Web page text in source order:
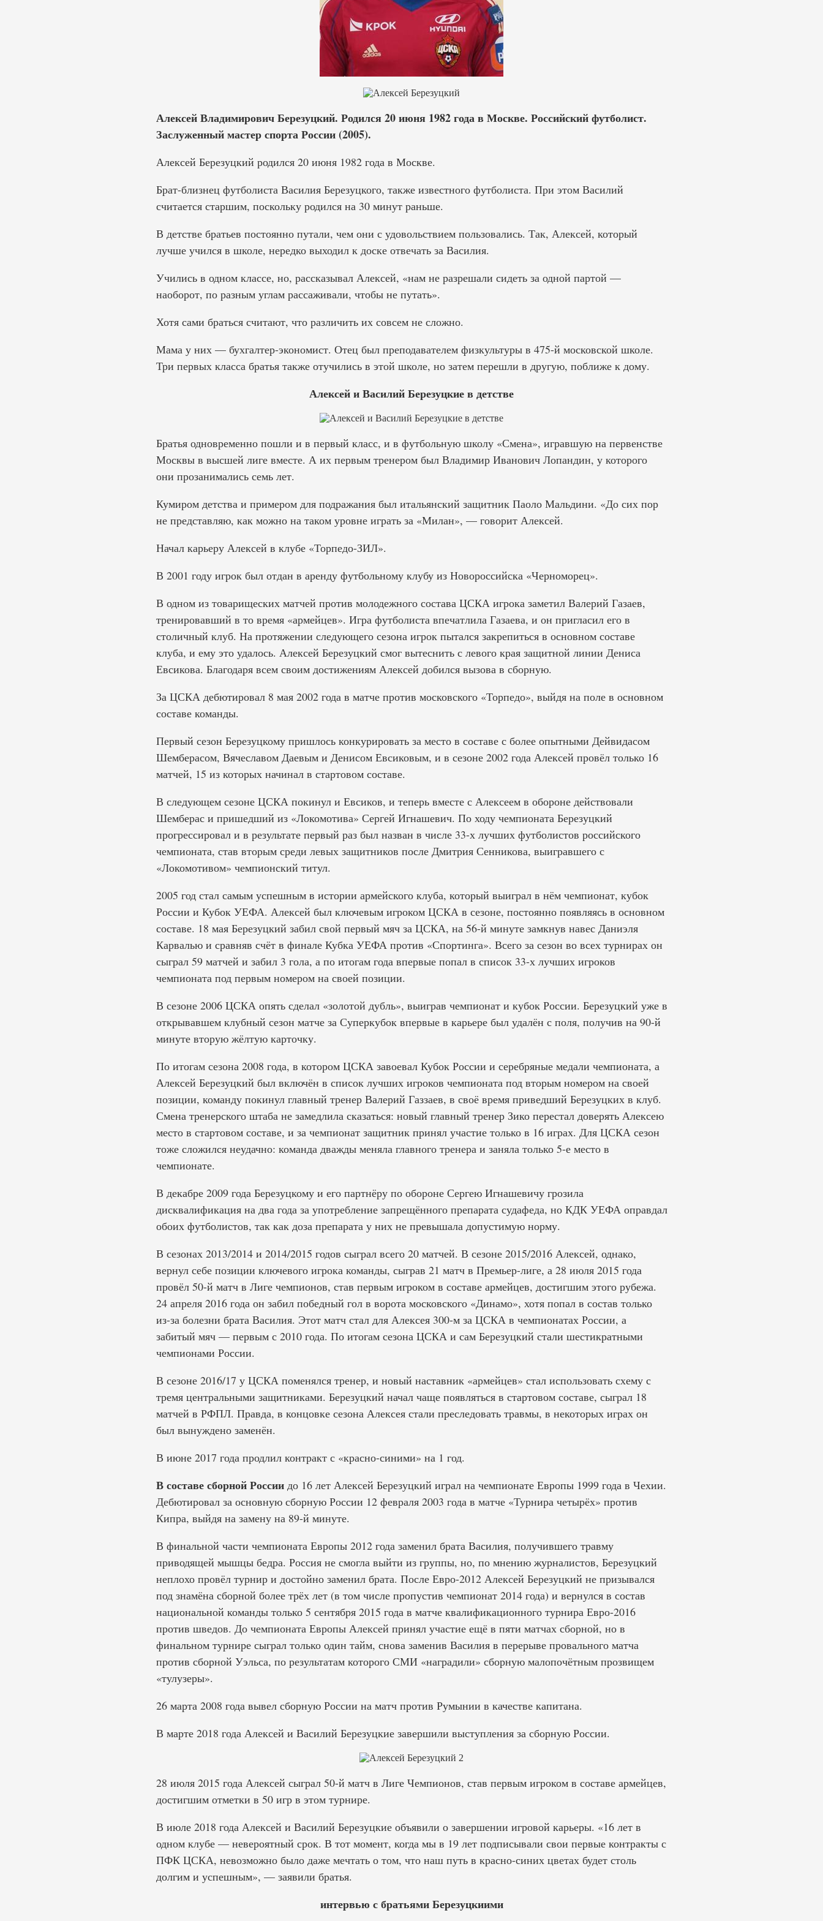
Алексей Владимирович Березуцкий. Родился 20 июня 1982 года в Москве. Российский футболист.
Заслуженный мастер спорта России (2005).
Алексей Березуцкий родился 20 июня 1982 года в Москве.
Брат-близнец футболиста Василия Березуцкого, также известного футболиста. При этом Василий
считается старшим, поскольку родился на 30 минут раньше.
В детстве братьев постоянно путали, чем они с удовольствием пользовались. Так, Алексей, который
лучше учился в школе, нередко выходил к доске отвечать за Василия.
Учились в одном классе, но, рассказывал Алексей, «нам не разрешали сидеть за одной партой —
наоборот, по разным углам рассаживали, чтобы не путать».
Хотя сами браться считают, что различить их совсем не сложно.
Мама у них — бухгалтер-экономист. Отец был преподавателем физкультуры в 475-й московской школе.
Три первых класса братья также отучились в этой школе, но затем перешли в другую, поближе к дому.
Алексей и Василий Березуцкие в детстве
Братья одновременно пошли и в первый класс, и в футбольную школу «Смена», игравшую на первенстве
Москвы в высшей лиге вместе. А их первым тренером был Владимир Иванович Лопандин, у которого
они прозанимались семь лет.
Кумиром детства и примером для подражания был итальянский защитник Паоло Мальдини. «До сих пор
не представляю, как можно на таком уровне играть за «Милан», — говорит Алексей.
Начал карьеру Алексей в клубе «Торпедо-ЗИЛ».
В 2001 году игрок был отдан в аренду футбольному клубу из Новороссийска «Черноморец».
В одном из товарищеских матчей против молодежного состава ЦСКА игрока заметил Валерий Газаев,
тренировавший в то время «армейцев». Игра футболиста впечатлила Газаева, и он пригласил его в
столичный клуб. На протяжении следующего сезона игрок пытался закрепиться в основном составе
клуба, и ему это удалось. Алексей Березуцкий смог вытеснить с левого края защитной линии Дениса
Евсикова. Благодаря всем своим достижениям Алексей добился вызова в сборную.
За ЦСКА дебютировал 8 мая 2002 года в матче против московского «Торпедо», выйдя на поле в основном
составе команды.
Первый сезон Березуцкому пришлось конкурировать за место в составе с более опытными Дейвидасом
Шемберасом, Вячеславом Даевым и Денисом Евсиковым, и в сезоне 2002 года Алексей провёл только 16
матчей, 15 из которых начинал в стартовом составе.
В следующем сезоне ЦСКА покинул и Евсиков, и теперь вместе с Алексеем в обороне действовали
Шемберас и пришедший из «Локомотива» Сергей Игнашевич. По ходу чемпионата Березуцкий
прогрессировал и в результате первый раз был назван в числе 33-х лучших футболистов российского
чемпионата, став вторым среди левых защитников после Дмитрия Сенникова, выигравшего с
«Локомотивом» чемпионский титул.
2005 год стал самым успешным в истории армейского клуба, который выиграл в нём чемпионат, кубок
России и Кубок УЕФА. Алексей был ключевым игроком ЦСКА в сезоне, постоянно появляясь в основном
составе. 18 мая Березуцкий забил свой первый мяч за ЦСКА, на 56-й минуте замкнув навес Даниэля
Карвалью и сравняв счёт в финале Кубка УЕФА против «Спортинга». Всего за сезон во всех турнирах он
сыграл 59 матчей и забил 3 гола, а по итогам года впервые попал в список 33-х лучших игроков
чемпионата под первым номером на своей позиции.
В сезоне 2006 ЦСКА опять сделал «золотой дубль», выиграв чемпионат и кубок России. Березуцкий уже в
открывавшем клубный сезон матче за Суперкубок впервые в карьере был удалён с поля, получив на 90-й
минуте вторую жёлтую карточку.
По итогам сезона 2008 года, в котором ЦСКА завоевал Кубок России и серебряные медали чемпионата, а
Алексей Березуцкий был включён в список лучших игроков чемпионата под вторым номером на своей
позиции, команду покинул главный тренер Валерий Газзаев, в своё время приведший Березуцких в клуб.
Смена тренерского штаба не замедлила сказаться: новый главный тренер Зико перестал доверять Алексею
место в стартовом составе, и за чемпионат защитник принял участие только в 16 играх. Для ЦСКА сезон
тоже сложился неудачно: команда дважды меняла главного тренера и заняла только 5-е место в
чемпионате.
В декабре 2009 года Березуцкому и его партнёру по обороне Сергею Игнашевичу грозила
дисквалификация на два года за употребление запрещённого препарата судафеда, но КДК УЕФА оправдал
обоих футболистов, так как доза препарата у них не превышала допустимую норму.
В сезонах 2013/2014 и 2014/2015 годов сыграл всего 20 матчей. В сезоне 2015/2016 Алексей, однако,
вернул себе позиции ключевого игрока команды, сыграв 21 матч в Премьер-лиге, а 28 июля 2015 года
провёл 50-й матч в Лиге чемпионов, став первым игроком в составе армейцев, достигшим этого рубежа.
24 апреля 2016 года он забил победный гол в ворота московского «Динамо», хотя попал в состав только
из-за болезни брата Василия. Этот матч стал для Алексея 300-м за ЦСКА в чемпионатах России, а
забитый мяч — первым с 2010 года. По итогам сезона ЦСКА и сам Березуцкий стали шестикратными
чемпионами России.
В сезоне 2016/17 у ЦСКА поменялся тренер, и новый наставник «армейцев» стал использовать схему с
тремя центральными защитниками. Березуцкий начал чаще появляться в стартовом составе, сыграл 18
матчей в РФПЛ. Правда, в концовке сезона Алексея стали преследовать травмы, в некоторых играх он
был вынуждено заменён.
В июне 2017 года продлил контракт с «красно-синими» на 1 год.
В составе сборной Россиидо 16 лет Алексей Березуцкий играл на чемпионате Европы 1999 года в Чехии.
Дебютировал за основную сборную России 12 февраля 2003 года в матче «Турнира четырёх» против
Кипра, выйдя на замену на 89-й минуте.
В финальной части чемпионата Европы 2012 года заменил брата Василия, получившего травму
приводящей мышцы бедра. Россия не смогла выйти из группы, но, по мнению журналистов, Березуцкий
неплохо провёл турнир и достойно заменил брата. После Евро-2012 Алексей Березуцкий не призывался
под знамёна сборной более трёх лет (в том числе пропустив чемпионат 2014 года) и вернулся в состав
национальной команды только 5 сентября 2015 года в матче квалификационного турнира Евро-2016
против шведов. До чемпионата Европы Алексей принял участие ещё в пяти матчах сборной, но в
финальном турнире сыграл только один тайм, снова заменив Василия в перерыве провального матча
против сборной Уэльса, по результатам которого СМИ «наградили» сборную малопочётным прозвищем
«тулузеры».
26 марта 2008 года вывел сборную России на матч против Румынии в качестве капитана.
В марте 2018 года Алексей и Василий Березуцкие завершили выступления за сборную России.
28 июля 2015 года Алексей сыграл 50-й матч в Лиге Чемпионов, став первым игроком в составе армейцев,
достигшим отметки в 50 игр в этом турнире.
В июле 2018 года Алексей и Василий Березуцкие объявили о завершении игровой карьеры. «16 лет в
одном клубе — невероятный срок. В тот момент, когда мы в 19 лет подписывали свои первые контракты с
ПФК ЦСКА, невозможно было даже мечтать о том, что наш путь в красно-синих цветах будет столь
долгим и успешным», — заявили братья.
интервью с братьями Березуцкиими